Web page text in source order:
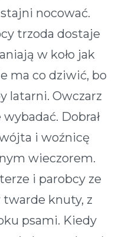
nocować.
trzoda dostaje
w koło jak
ma co dziwić, bo
latarni. Owczarz
Dobrał
i woźnicę
wieczorem.
i parobcy ze
knuty, z
psami. Kiedy